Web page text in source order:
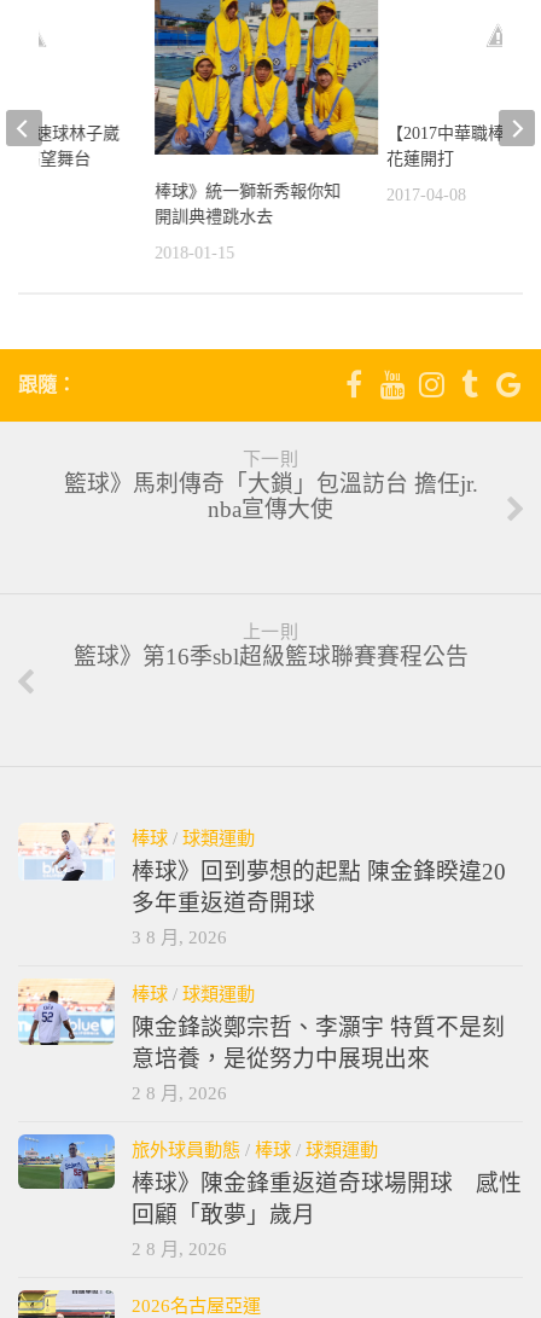
棒球》統一獅新秀報你知
開訓典禮跳水去
2018-01-15
【2017中華職棒】
花蓮開打
2017-04-08
投速球林子崴
秀渴望舞台
跟隨：
下一則
籃球》馬刺傳奇「大鎖」包溫訪台 擔任jr.
nba宣傳大使
上一則
籃球》第16季sbl超級籃球聯賽賽程公告
棒球 / 球類運動
棒球》回到夢想的起點 陳金鋒睽違20
多年重返道奇開球
3 8 月, 2026
棒球 / 球類運動
陳金鋒談鄭宗哲、李灝宇 特質不是刻
意培養，是從努力中展現出來
2 8 月, 2026
旅外球員動態 / 棒球 / 球類運動
棒球》陳金鋒重返道奇球場開球 感性
回顧「敢夢」歲月
2 8 月, 2026
2026名古屋亞運